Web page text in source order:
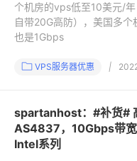
个机房的vps低至10美元/年
自带20G高防），美国多个
也是1Gbps
VPS服务器优惠 |
spartanhost：#补货#
AS4837，10Gbps带
Intel系列